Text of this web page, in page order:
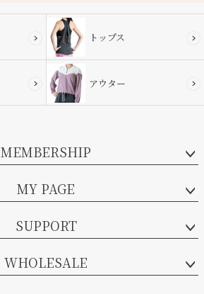
トップス
アウター
MEMBERSHIP
MY PAGE
SUPPORT
WHOLESALE